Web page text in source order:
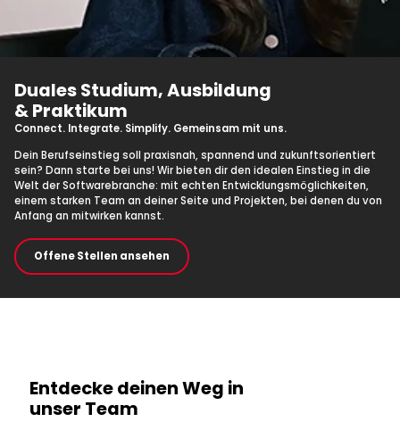
Duales Studium, Ausbildung
& Praktikum
Connect. Integrate. Simplify. Gemeinsam mit uns.
Dein Berufseinstieg soll praxisnah, spannend und zukunftsorientiert
sein? Dann starte bei uns! Wir bieten dir den idealen Einstieg in die
Welt der Softwarebranche: mit echten Entwicklungsmöglichkeiten,
einem starken Team an deiner Seite und Projekten, bei denen du von
Anfang an mitwirken kannst.
Offene Stellen ansehen
Entdecke deinen Weg in
unser Team